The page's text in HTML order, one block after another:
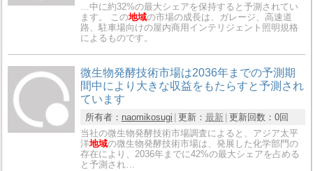
…中に約32%の最大シェアを保持すると予測されてい
ます。 この地域の市場の成長は、ガレージ、高速道
路、駐車場向けの屋内商用インテリジェント照明規格
によるものです。
微生物発酵技術市場は2036年までの予測期
間中により大きな収益をもたらすと予測され
ています
所有者： naomikosugi 更新： 最新 更新回数： 0回
当社の微生物発酵技術市場調査によると、アジア太平
洋地域の微生物発酵技術市場は、発展した化学部門の
存在により、2036年までに42%の最大シェアを占める
と予測され…